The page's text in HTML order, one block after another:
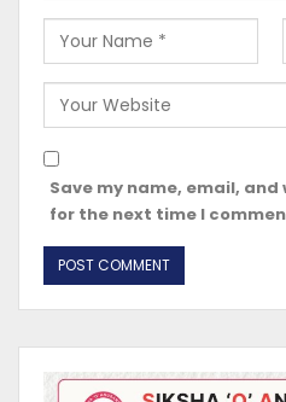
Save my name, email,
for the next time I